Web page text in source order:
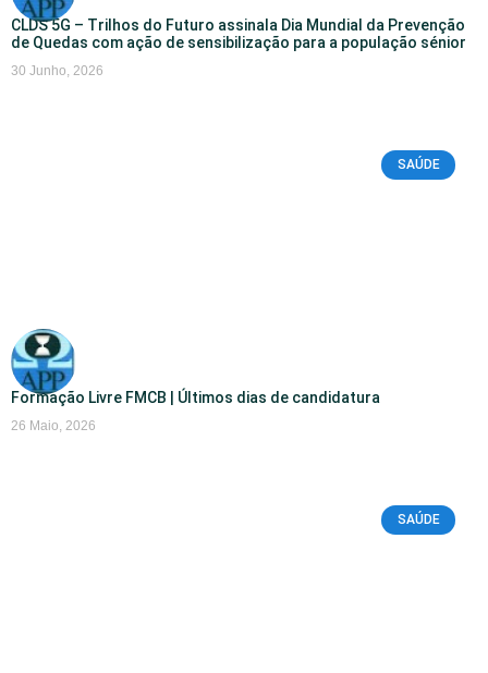
CLDS 5G – Trilhos do Futuro assinala Dia Mundial da Prevenção
de Quedas com ação de sensibilização para a população sénior
30 Junho, 2026
SAÚDE
Formação Livre FMCB | Últimos dias de candidatura
26 Maio, 2026
SAÚDE